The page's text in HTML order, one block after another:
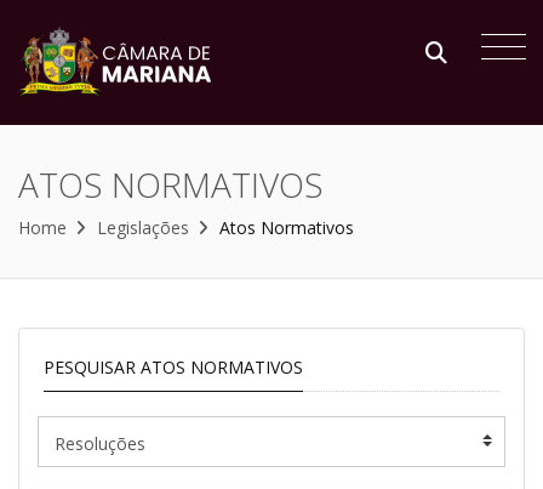
ATOS NORMATIVOS
Home Legislações Atos Normativos
PESQUISAR ATOS NORMATIVOS